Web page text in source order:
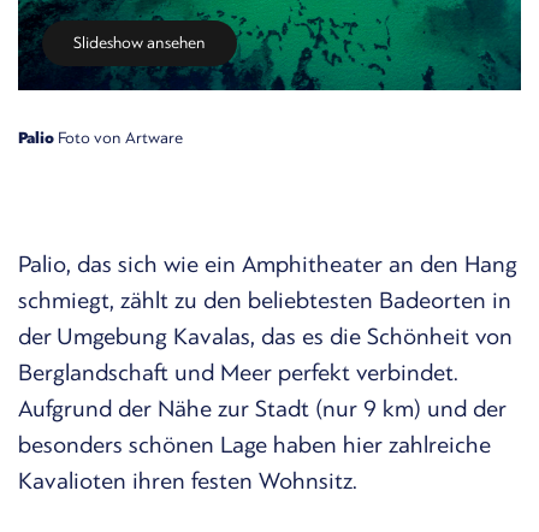
Slideshow ansehen
Palio Foto von Artware
Palio, das sich wie ein Amphitheater an den Hang
schmiegt, zählt zu den beliebtesten Badeorten in
der Umgebung Kavalas, das es die Schönheit von
Berglandschaft und Meer perfekt verbindet.
Aufgrund der Nähe zur Stadt (nur 9 km) und der
besonders schönen Lage haben hier zahlreiche
Kavalioten ihren festen Wohnsitz.